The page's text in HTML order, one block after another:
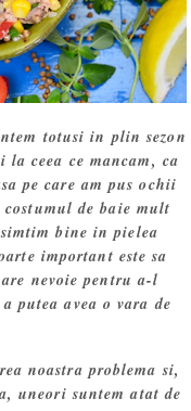
totusi in plin sezon
ceea ce mancam, ca
pe care am pus ochii
costumul de baie mult
bine in pielea
important este sa
nevoie pentru a-l
putea avea o vara de
noastra problema si,
uneori suntem atat de